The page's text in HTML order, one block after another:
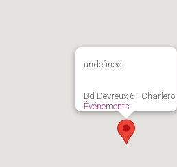
undefined
Bd Devreux 6 - Charleroi
Événements